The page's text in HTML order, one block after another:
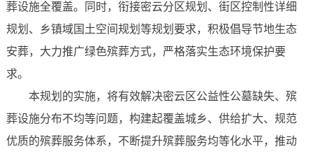
葬设施全覆盖。同时，衔接密云分区规划、街区控制性详细
规划、乡镇域国土空间规划等规划要求，积极倡导节地生态
安葬，大力推广绿色殡葬方式，严格落实生态环境保护要
求。
本规划的实施，将有效解决密云区公益性公墓缺失、殡
葬设施分布不均等问题，构建起覆盖城乡、供给扩大、规范
优质的殡葬服务体系，不断提升殡葬服务均等化水平，推动